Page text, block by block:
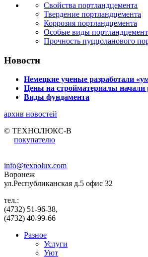
Свойства портландцемента
Твердение портландцемента
Коррозия портландцемента
Особые виды
Прочность пуццоланового
Новости
Немецкие ученые разработали
Цены на стройматериалы начали
Виды фундамента
архив новостей
© ТЕХНОЛЮКС-В
покупателю
info@texnolux.com
Воронеж
ул.Республиканская д.5 офис 32
тел.:
(4732) 51-96-38,
(4732) 40-99-66
Разное
Услуги
Уют